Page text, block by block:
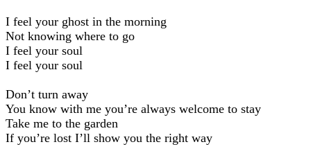
I feel your ghost in the morning
Not knowing where to go
I feel your soul
I feel your soul
Don’t turn away
You know with me you’re always welcome to stay
Take me to the garden
If you’re lost I’ll show you the right way